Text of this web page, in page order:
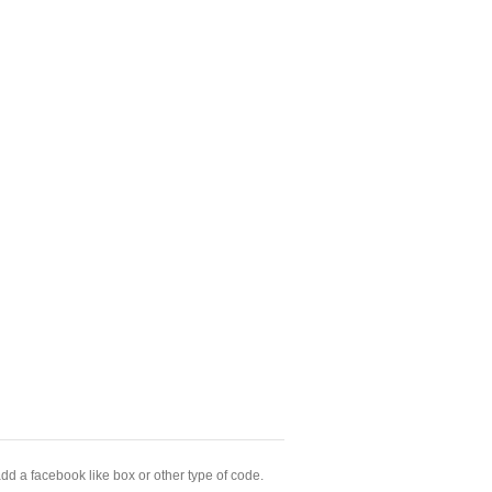
a facebook like box or other type of code.